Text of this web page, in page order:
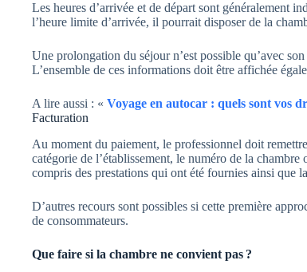
Les heures d’arrivée et de départ sont généralement
l’heure limite d’arrivée, il pourrait disposer de la
Une prolongation du séjour n’est possible qu’avec
L’ensemble de ces informations doit être affichée
A lire aussi : « Voyage en autocar : quels sont vos
Facturation
Au moment du paiement, le professionnel doit
catégorie de l’établissement, le numéro de la
compris des prestations qui ont été fournies ainsi que
D’autres recours sont possibles si cette première
de consommateurs.
Que faire si la chambre ne convient pas ?